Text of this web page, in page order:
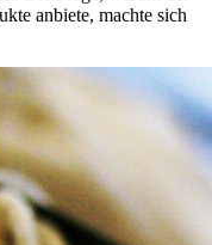
anbiete, machte sich